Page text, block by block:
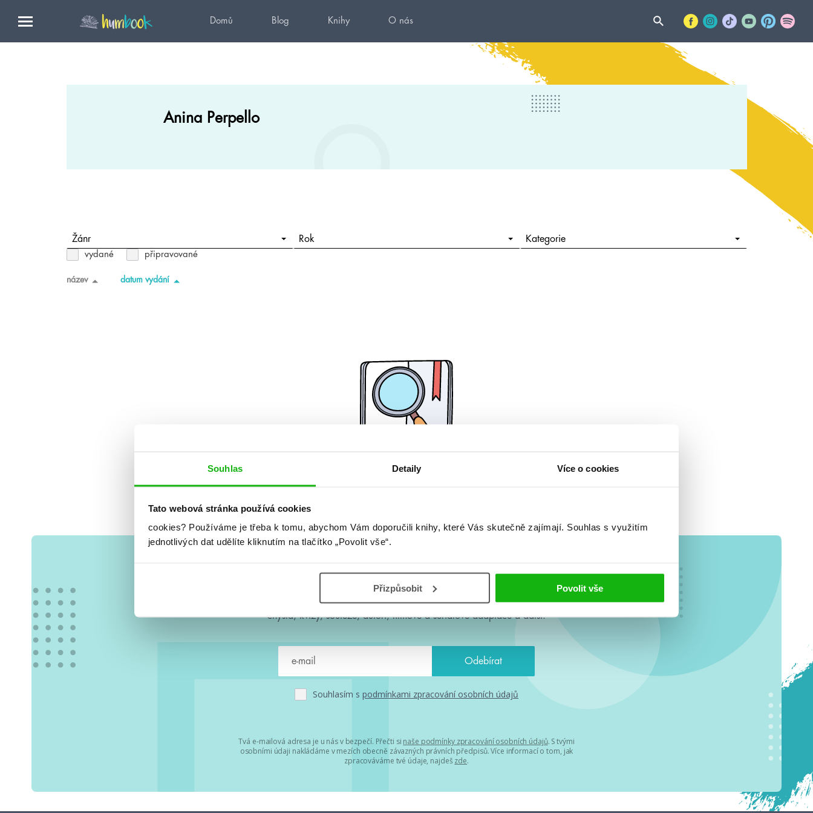
Souhlas Detaily Více o cookies
Tato webová stránka používá cookies
cookies? Používáme je třeba k tomu, abychom Vám doporučili knihy, které Vás skutečně zajímají. Souhlas s využitím
jednotlivých dat udělíte kliknutím na tlačítko „Povolit vše“.
Přizpůsobit Povolit vše
Domů Blog Knihy O nás
Anina Perpello
Žánr Rok Kategorie
vydané připravované
název datum vydání
#HumbookNews
Vše kolem #youngadult každý měsíc rovnou do mailu! Nové knihy, co se
chystá, kvízy, soutěže, autoři, filmové a seriálové adaptace a další.
Souhlasím s podmínkami zpracování osobních údajů
Tvá e-mailová adresa je u nás v bezpečí. Přečti si naše podmínky zpracování osobních údajů. S tvými
osobními údaji nakládáme v mezích obecně závazných právních předpisů. Více informací o tom, jak
zpracováváme tvé údaje, najdeš zde.